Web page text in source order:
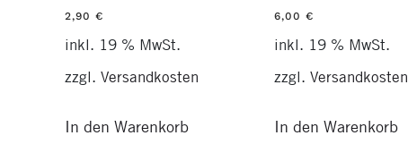
2,90 €
inkl. 19 % MwSt.
zzgl. Versandkosten
In den Warenkorb
6,00 €
inkl. 19 % MwSt.
zzgl. Versandkosten
In den Warenkorb